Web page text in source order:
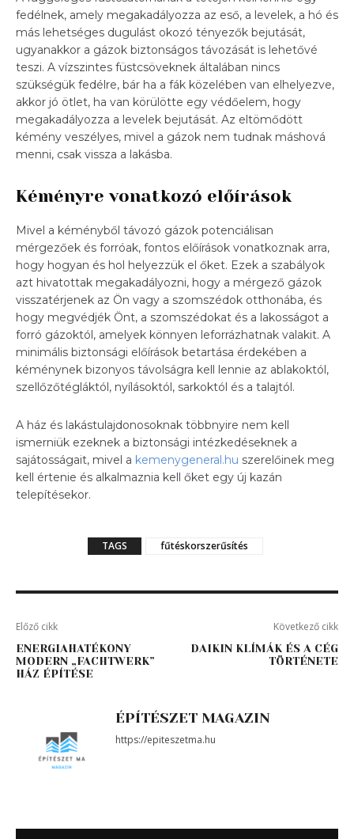
fedélnek, amely megakadályozza az eső, a levelek, a hó és
más lehetséges dugulást okozó tényezők bejutását,
ugyanakkor a gázok biztonságos távozását is lehetővé
teszi. A vízszintes füstcsöveknek általában nincs
szükségük fedélre, bár ha a fák közelében van elhelyezve,
akkor jó ötlet, ha van körülötte egy védőelem, hogy
megakadályozza a levelek bejutását. Az eltömődött
kémény veszélyes, mivel a gázok nem tudnak máshová
menni, csak vissza a lakásba.
Kéményre vonatkozó előírások
Mivel a kéményből távozó gázok potenciálisan
mérgezőek és forróak, fontos előírások vonatkoznak arra,
hogy hogyan és hol helyezzük el őket. Ezek a szabályok
azt hivatottak megakadályozni, hogy a mérgező gázok
visszatérjenek az Ön vagy a szomszédok otthonába, és
hogy megvédjék Önt, a szomszédokat és a lakosságot a
forró gázoktól, amelyek könnyen leforrázhatnak valakit. A
minimális biztonsági előírások betartása érdekében a
kéménynek bizonyos távolságra kell lennie az ablakoktól,
szellőzőtégláktól, nyílásoktól, sarkoktól és a talajtól.
A ház és lakástulajdonosoknak többnyire nem kell
ismerniük ezeknek a biztonsági intézkedéseknek a
sajátosságait, mivel a kemenygeneral.hu szerelőinek meg
kell értenie és alkalmaznia kell őket egy új kazán
telepítésekor.
TAGS fűtéskorszerűsítés
Előző cikk
ENERGIAHATÉKONY
MODERN „FACHTWERK”
HÁZ ÉPÍTÉSE
Következő cikk
DAIKIN KLÍMÁK ÉS A CÉG
TÖRTÉNETE
ÉPÍTÉSZET MAGAZIN
https://epiteszetma.hu